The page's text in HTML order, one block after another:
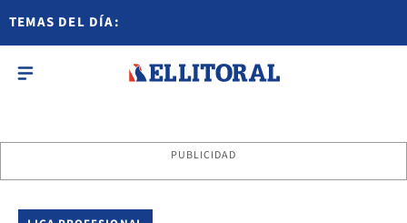
TEMAS DEL DÍA:
PUBLICIDAD